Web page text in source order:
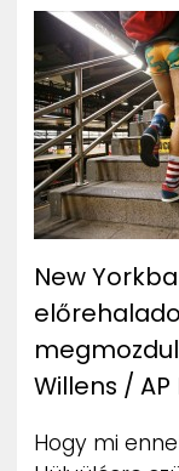
New
Willens /
Hogy mi